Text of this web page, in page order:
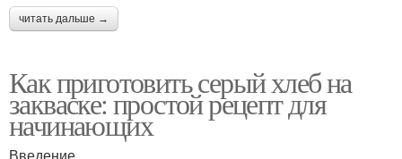
читать дальше →
Как приготовить серый хлеб на
закваске: простой рецепт для
начинающих